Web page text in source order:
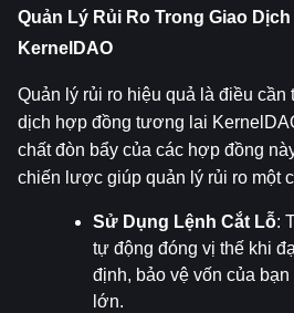
Quản Lý Rủi Ro Trong Giao
KernelDAO
Quản lý rủi ro hiệu quả là điều cần
dịch hợp đồng tương lai
chất đòn bẩy của các hợp đồng
chiến lược giúp quản lý rủi ro một
Sử Dụng Lệnh Cắt Lỗ:
tự động đóng vị thế khi
định, bảo vệ vốn của
lớn.